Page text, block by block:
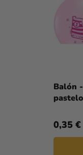
E
D
U
K
T
Balón
0,35 €